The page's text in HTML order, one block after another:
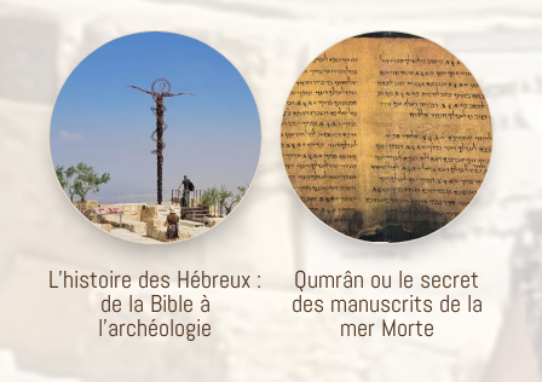
L’histoire des Hébreux :
de la Bible à
l’archéologie
Qumrân ou le secret
des manuscrits de la
mer Morte